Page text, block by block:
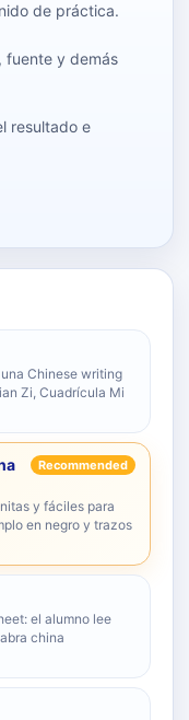
de práctica.
fuente y demás
resultado e
Chinese writing
Zi, Cuadrícula Mi
Recommended
y fáciles para
en negro y trazos
el alumno lee
china